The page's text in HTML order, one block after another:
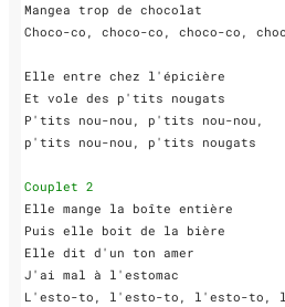
Mangea trop de chocolat
Choco-co, choco-co, choco-co,
Elle entre chez l'épicière
Et vole des p'tits nougats
P'tits nou-nou, p'tits nou-nou,
p'tits nou-nou, p'tits nougats
Couplet 2
Elle mange la boîte entière
Puis elle boit de la bière
Elle dit d'un ton amer
J'ai mal à l'estomac
L'esto-to, l'esto-to, l'esto-to,